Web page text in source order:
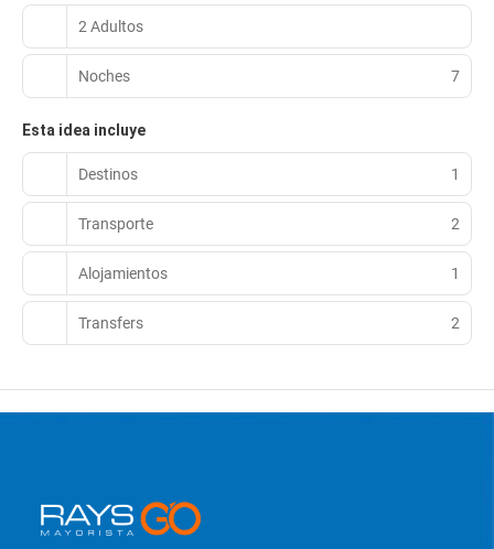
2 Adultos
Noches 7
Esta idea incluye
Destinos 1
Transporte 2
Alojamientos 1
Transfers 2